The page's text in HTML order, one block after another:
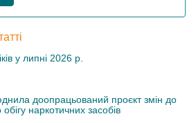
у липні 2026 р.
доопрацьований проєкт змін до
наркотичних засобів